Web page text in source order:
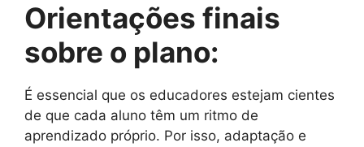
Orientações finais
sobre o plano:
É essencial que os educadores estejam cientes
de que cada aluno têm um ritmo de
aprendizado próprio. Por isso, adaptação e